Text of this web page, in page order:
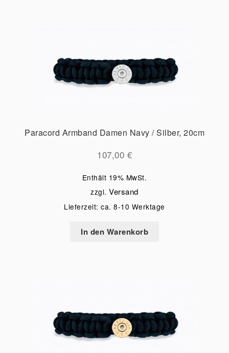
Paracord Armband Damen Navy / Silber, 20cm
107,00 €
Enthält 19% MwSt.
zzgl.Versand
Lieferzeit: ca. 8-10 Werktage
In den Warenkorb